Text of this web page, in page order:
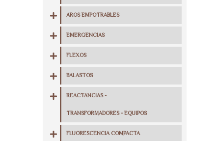
AROS EMPOTRABLES
EMERGENCIAS
FLEXOS
BALASTOS
REACTANCIAS -
TRANSFORMADORES - EQUIPOS
FLUORESCENCIA COMPACTA